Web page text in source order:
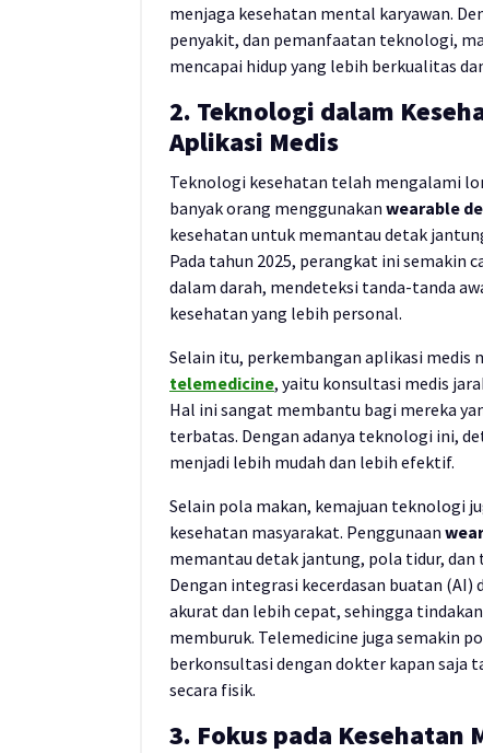
menjaga kesehatan mental karyawan.
penyakit, dan pemanfaatan teknologi,
mencapai hidup yang lebih berkualitas
2. Teknologi dalam
Aplikasi Medis
Teknologi kesehatan telah mengalami
banyak orang menggunakan wearable
kesehatan untuk memantau detak
Pada tahun 2025, perangkat ini semakin
dalam darah, mendeteksi tanda-tanda
kesehatan yang lebih personal.
Selain itu, perkembangan aplikasi medis
telemedicine, yaitu konsultasi medis
Hal ini sangat membantu bagi mereka
terbatas. Dengan adanya teknologi ini,
menjadi lebih mudah dan lebih efektif.
Selain pola makan, kemajuan teknologi
kesehatan masyarakat. Penggunaan
memantau detak jantung, pola tidur,
Dengan integrasi kecerdasan buatan
akurat dan lebih cepat, sehingga
memburuk. Telemedicine juga semakin
berkonsultasi dengan dokter kapan saja
secara fisik.
3. Fokus pada Kesehatan